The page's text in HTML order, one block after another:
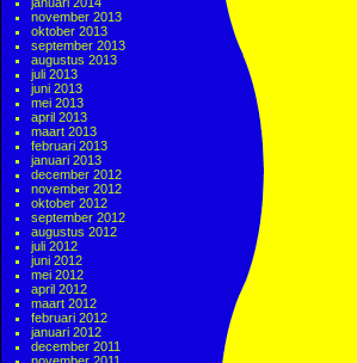
november 2013
oktober 2013
september 2013
augustus 2013
juli 2013
juni 2013
mei 2013
april 2013
maart 2013
februari 2013
januari 2013
december 2012
november 2012
oktober 2012
september 2012
augustus 2012
juli 2012
juni 2012
mei 2012
april 2012
maart 2012
februari 2012
januari 2012
december 2011